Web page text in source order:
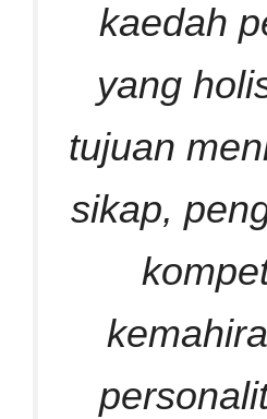
kaedah
yang
tujuan
sikap,